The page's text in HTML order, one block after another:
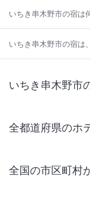
いちき串木野市の宿は
いちき串木野市の宿は
いちき串木野市
全都道府県のホ
全国の市区町村